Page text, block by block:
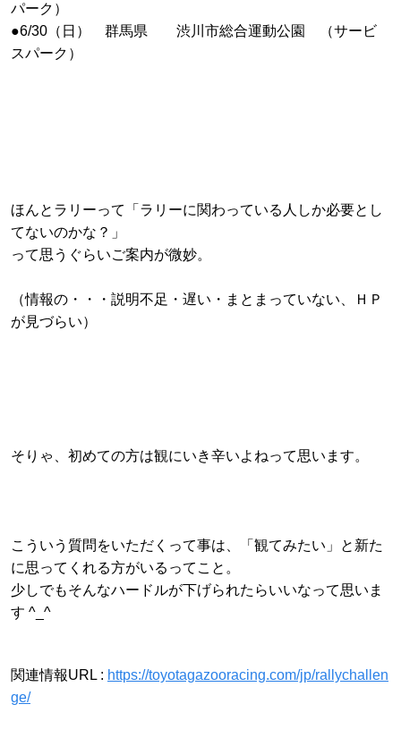
パーク）
●6/30（日） 群馬県 渋川市総合運動公園 （サービ
スパーク）
ほんとラリーって「 ラリーに関わっている人しか必要とし
てないのかな？」
って思うぐらいご案内が微妙。
（情報の・・・説明不足・遅い・まとまっていない 、ＨＰ
が見づらい）
そりゃ、初めての方は観にいき辛いよねって思います。
こういう質問をいただくって事は、「観てみたい」と新た
に思ってくれる方がいるってこと。
少しでもそんなハードルが下げられたらいいなって思いま
す ^_^
関連情報URL : https://toyotagazooracing.com/jp/rallychallen
ge/